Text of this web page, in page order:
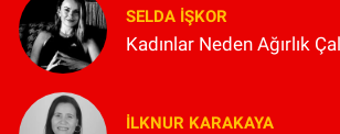
SELDA İŞKOR
Kadınlar Neden Ağırlık
İLKNUR KARAKAYA